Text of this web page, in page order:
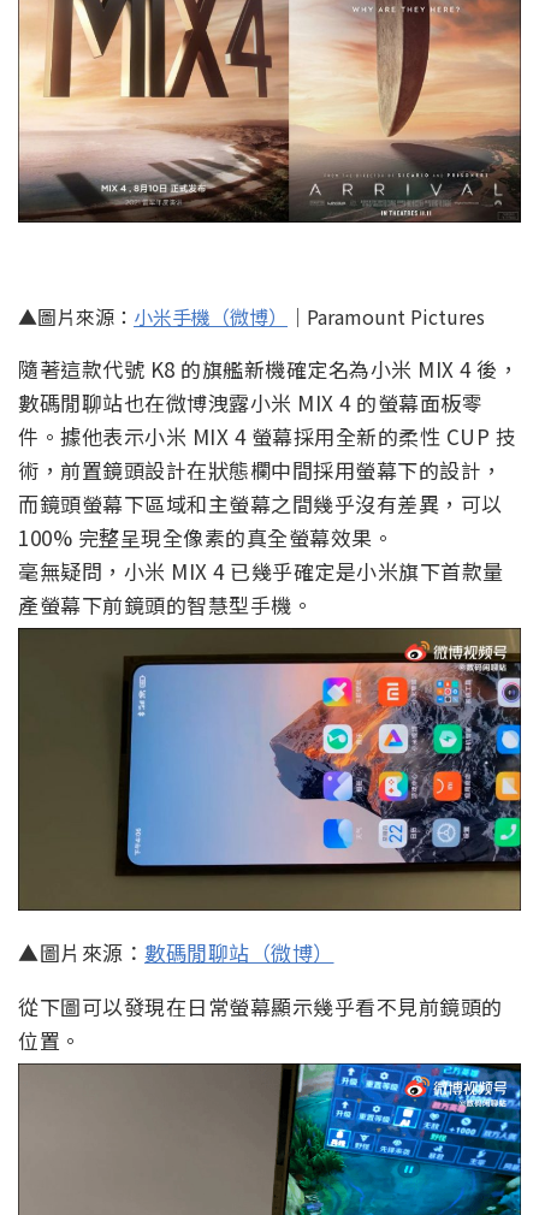
▲圖片來源： 小米手機（微博） ｜Paramount Pictures
隨著這款代號 K8 的旗艦新機確定名為小米 MIX 4 後，
數碼閒聊站也在微博洩露小米 MIX 4 的螢幕面板零
件。據他表示小米 MIX 4 螢幕採用全新的柔性 CUP 技
術，前置鏡頭設計在狀態欄中間採用螢幕下的設計，
而鏡頭螢幕下區域和主螢幕之間幾乎沒有差異，可以
100% 完整呈現全像素的真全螢幕效果。
毫無疑問，小米 MIX 4 已幾乎確定是小米旗下首款量
產螢幕下前鏡頭的智慧型手機。
▲圖片來源： 數碼閒聊站（微博）
從下圖可以發現在日常螢幕顯示幾乎看不見前鏡頭的
位置。